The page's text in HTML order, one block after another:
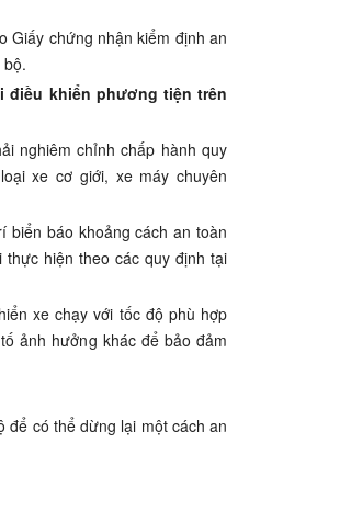
Giấy chứng nhận kiểm định an
bộ.
điều khiển phương tiện trên
nghiêm chỉnh chấp hành quy
xe cơ giới, xe máy chuyên
biển báo khoảng cách an toàn
thực hiện theo các quy định tại
xe chạy với tốc độ phù hợp
ảnh hưởng khác đểbảo đảm
để có thể dừng lại một cách an